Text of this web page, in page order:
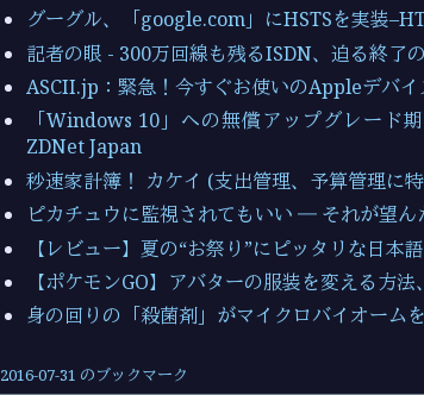
グーグル、「google.com」にHSTSを実装
記者の眼 - 300万回線も残るISDN、迫る終了
ASCII.jp：緊急！今すぐお使いのAppleデバ
「Windows 10」への無償アップグレード
ZDNet Japan
秒速家計簿！ カケイ (支出管理、予算管理に
ピカチュウに監視されてもいい ― それが望
【レビュー】夏の“お祭り”にピッタリな日
【ポケモンGO】アバターの服装を変える方
身の回りの「殺菌剤」がマイクロバイオーム
2016-07-31 のブックマーク